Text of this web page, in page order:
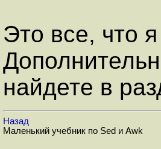
Это все, что
найдете в
Назад
Маленький учебник по Sed и Awk